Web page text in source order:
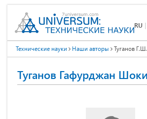
RU |
Технические науки Наши авторы Туганов Г.Ш.
Туганов Гафурджан